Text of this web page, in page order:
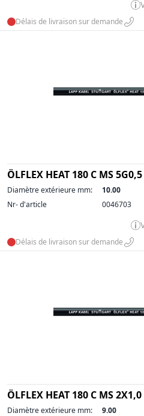
Délais de livraison sur demande
ÖLFLEX HEAT 180 C MS 5G0,5
Diamètre extérieure mm:
10.00
Nr- d'article
0046703
Délais de livraison sur demande
ÖLFLEX HEAT 180 C MS 2X1,0
Diamètre extérieure mm:
9.00